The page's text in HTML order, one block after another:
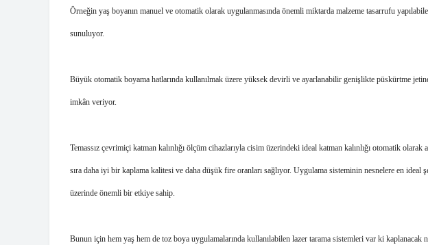
Örneğin yaş boyanın manuel ve otomatik olarak uygulanmasında önemli miktarda malzeme tasarrufu
sunuluyor.
Büyük otomatik boyama hatlarında kullanılmak üzere yüksek devirli ve ayarlanabilir genişlikte püskürtme
imkân veriyor.
Temassız çevrimiçi katman kalınlığı ölçüm cihazlarıyla cisim üzerindeki ideal katman kalınlığı otomatik
sıra daha iyi bir kaplama kalitesi ve daha düşük fire oranları sağlıyor. Uygulama sisteminin nesnelere en ideal
üzerinde önemli bir etkiye sahip.
Bunun için hem yaş hem de toz boya uygulamalarında kullanılabilen lazer tarama sistemleri var ki kaplanacak